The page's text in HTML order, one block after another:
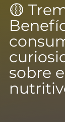
🟡
sobre